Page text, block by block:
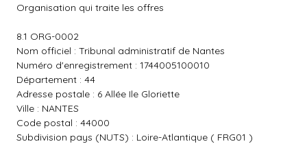
Organisation qui traite les offres
8.1 ORG-0002
Nom officiel : Tribunal administratif de Nantes
Numéro d'enregistrement : 1744005100010
Département : 44
Adresse postale : 6 Allée Ile Gloriette
Ville : NANTES
Code postal : 44000
Subdivision pays (NUTS) : Loire-Atlantique ( FRG01 )